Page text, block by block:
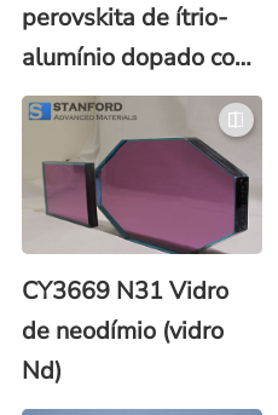
perovskita de ítrio-
alumínio dopado com
érbio Er:YAP
(Er:YAlO3)
CY3669 N31 Vidro
de neodímio (vidro
Nd)